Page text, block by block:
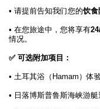
• 请提前告知我们您的饮食
• 在您旅途中，您将享有
情况。
✅ 可选附加项目：
• 土耳其浴（Hamam）体
• 日落博斯普鲁斯海峡游艇